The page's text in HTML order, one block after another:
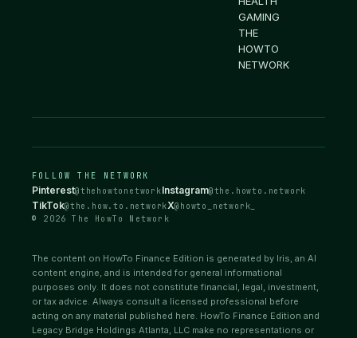
GAMING
THE
HOWTO
NETWORK
FOLLOW THE NETWORK
Pinterest@thehowtonetworkInstagram@the.howto.network
TikTok@the.how.to.networkX@howto_network_
© 2026 The HowTo Network
The content on HowTo Finance Edition is generated by Iris, an AI
content engine, and is intended for general informational
purposes only. It does not constitute financial, legal, investment,
or tax advice. Always consult a licensed professional before
acting on any material published here. HowTo Finance Edition and
Legacy Bridge Holdings Atlanta, LLC make no representations or